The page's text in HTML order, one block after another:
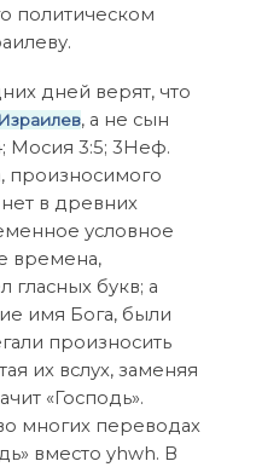
политическом
дней верят, что
, а не сын
Мосия 3:5; 3Неф.
произносимого
в древних
условное
времена,
гласных букв; а
имя Бога, были
произносить
их вслух, заменяя
«Господь».
многих переводах
вместо yhwh. В